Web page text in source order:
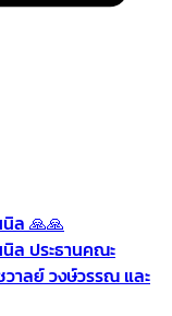
ล 🙏🙏
ล ประธานคณะ
าลย์ วงษ์วรรณ และ